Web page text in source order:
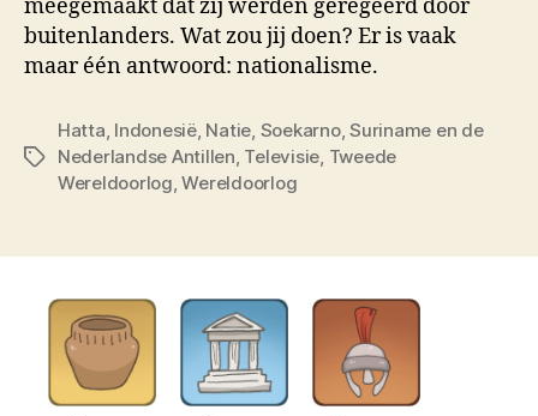
meegemaakt dat zij werden geregeerd door
buitenlanders. Wat zou jij doen? Er is vaak
maar één antwoord: nationalisme.
Tags
Hatta, Indonesië, Natie, Soekarno,Suriname en de
Nederlandse Antillen, Televisie, Tweede
Wereldoorlog,Wereldoorlog